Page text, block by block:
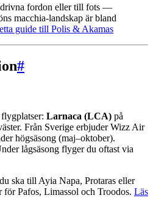
fordon eller till fots —
macchia-landskap är bland
guide till Polis & Akamas
#
Larnaca (LCA) på
Från Sverige erbjuder Wizz Air
högsäsong (maj–oktober).
lågsäsong flyger du oftast via
ska till Ayia Napa, Protaras eller
för Pafos, Limassol och Troodos. Läs